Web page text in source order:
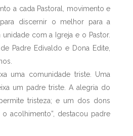
a cada Pastoral, movimento e
discernir o melhor para a
unidade com a Igreja e o Pastor.
Padre Edivaldo e Dona Edite,
uma comunidade triste. Uma
um padre triste. A alegria do
tristeza; e um dos dons
acolhimento”, destacou padre